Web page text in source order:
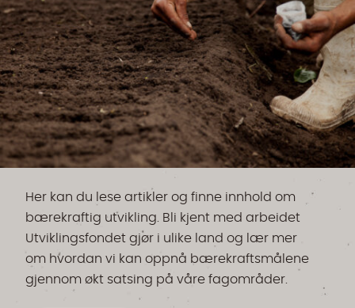
Her kan du lese artikler og finne innhold om
bærekraftig utvikling. Bli kjent med arbeidet
Utviklingsfondet gjør i ulike land og lær mer
om hvordan vi kan oppnå bærekraftsmålene
gjennom økt satsing på våre fagområder.